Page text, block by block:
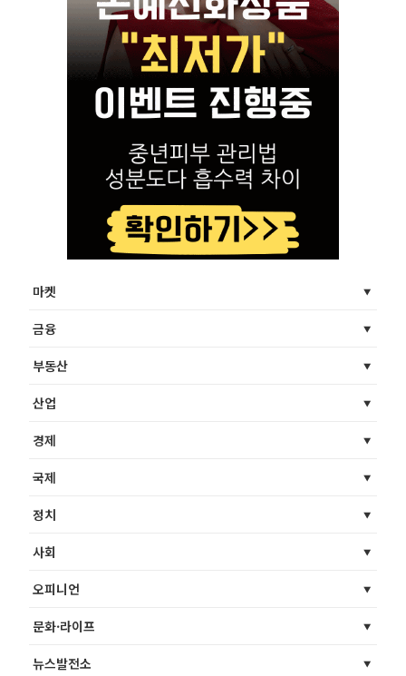
마켓
금융
부동산
산업
경제
국제
정치
사회
오피니언
문화·라이프
뉴스발전소